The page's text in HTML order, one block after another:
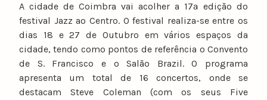
A cidade de Coimbra vai acolher a 17ª edição do
festival Jazz ao Centro. O festival realiza-se entre os
dias 18 e 27 de Outubro em vários espaços da
cidade, tendo como pontos de referência o Convento
de S. Francisco e o Salão Brazil. O programa
apresenta um total de 16 concertos, onde se
destacam Steve Coleman (com os seus Five